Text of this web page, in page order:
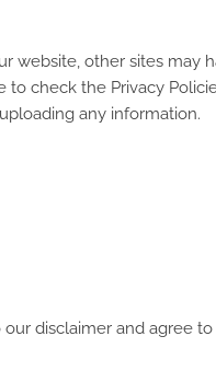
website, other sites may
check the Privacy
any information.
disclaimer and agree to